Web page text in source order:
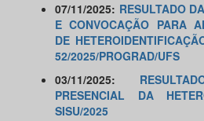
07/11/2025: RESULTADO
E CONVOCAÇÃO PARA
DE
52/2025/PROGRAD/UFS
03/11/2025:
PRESENCIAL DA
SISU/2025